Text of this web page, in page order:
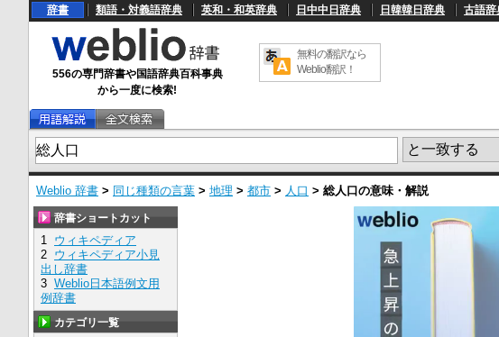
辞書 類語・対義語辞典 英和・和英辞典 日中中日辞典 日韓韓日辞典 古語辞
556の専門辞書や国語辞典百科事典
から一度に検索!
無料の翻訳なら
Weblio翻訳！
Weblio 辞書 > 同じ種類の言葉 > 地理 > 都市 > 人口 > 総人口の意味・解説
辞書ショートカット
1 ウィキペディア
2 ウィキペディア小見
出し辞書
3 Weblio日本語例文用
例辞書
カテゴリ一覧